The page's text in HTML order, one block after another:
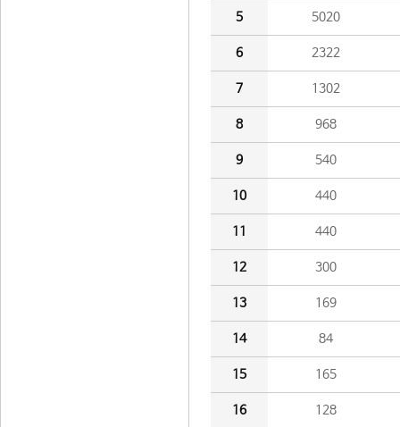
5 5020
6 2322
7 1302
8 968
9 540
10 440
11 440
12 300
13 169
14 84
15 165
16 128